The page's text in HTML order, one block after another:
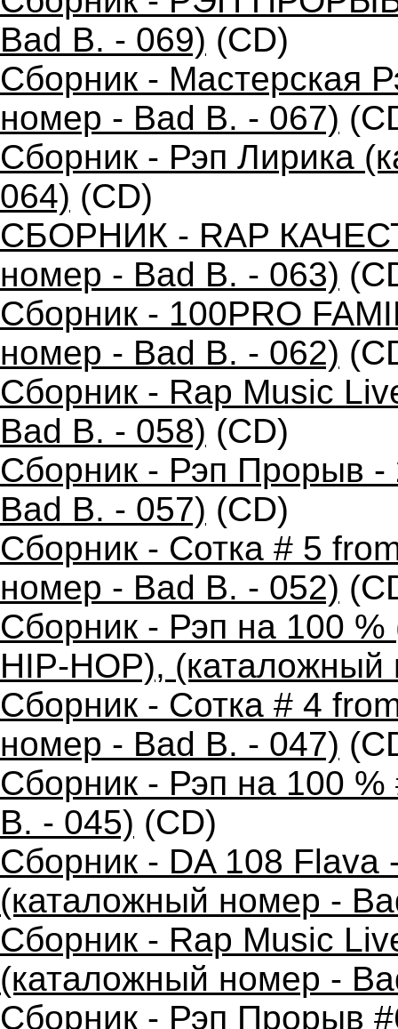
Bad B. - 069) (CD)
Сборник - Мастерская
номер - Bad B. - 067)
Сборник - Рэп Лирика
064) (CD)
СБОРНИК - RAP
номер - Bad B. - 063)
Сборник - 100PRO
номер - Bad B. - 062)
Сборник - Rap Music
Bad B. - 058) (CD)
Сборник - Рэп Прорыв
Bad B. - 057) (CD)
Сборник - Сотка # 5
номер - Bad B. - 052)
Сборник - Рэп на 100
HIP-HOP),
Сборник - Сотка # 4
номер - Bad B. - 047)
Сборник - Рэп на 100
B. - 045) (CD)
Сборник - DA 108
(каталожный номер -
Сборник - Rap Music
(каталожный номер -
Сборник - Рэп Прорыв